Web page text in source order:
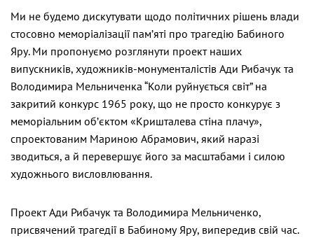
Ми не будемо дискутувати щодо політичних рішень влади
стосовно меморіалізації пам’яті про трагедію Бабиного
Яру. Ми пропонуємо розглянути проект наших
випускників, художників-монументалістів Ади Рибачук та
Володимира Мельниченка “Коли руйнується світ” на
закритий конкурс 1965 року, що не просто конкурує з
меморіальним об’єктом «Кришталева стіна плачу»,
спроектованим Мариною Абрамович, який наразі
зводиться, а й перевершує його за масштабами і силою
художнього висловлювання.
Проект Ади Рибачук та Володимира Мельниченко,
присвячений трагедії в Бабиному Яру, випередив свій час.